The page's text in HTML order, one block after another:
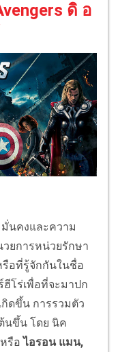
ดิ อ
นคงและความ
วยการหน่วยรักษา
รือที่รู้จักกันในชื่อ
ฮีโร่เพื่อที่จะมาปก
ดขึ้น การรวมตัว
นขึ้น โดย นิค
หรือไอรอน แมน,